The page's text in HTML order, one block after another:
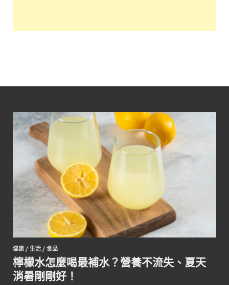
健康 / 生活 / 食品
檸檬水怎麼喝最補水？營養不流失、夏天
消暑剛剛好！